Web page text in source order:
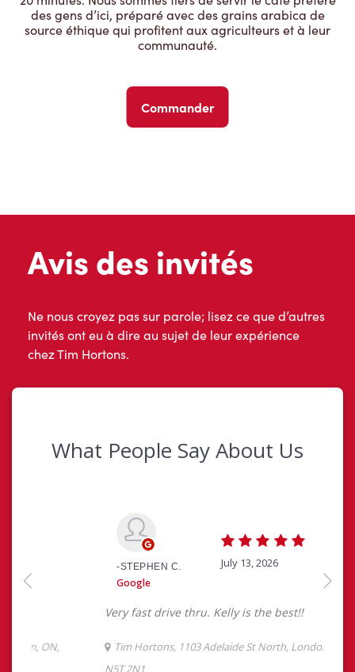
des gens d’ici, préparé avec des grains arabica de
source éthique qui profitent aux agriculteurs et à leur
communauté.
Commander
Avis des invités
Ne nous croyez pas sur parole; lisez ce que d’autres
invités ont eu à dire au sujet de leur expérience
chez Tim Hortons.